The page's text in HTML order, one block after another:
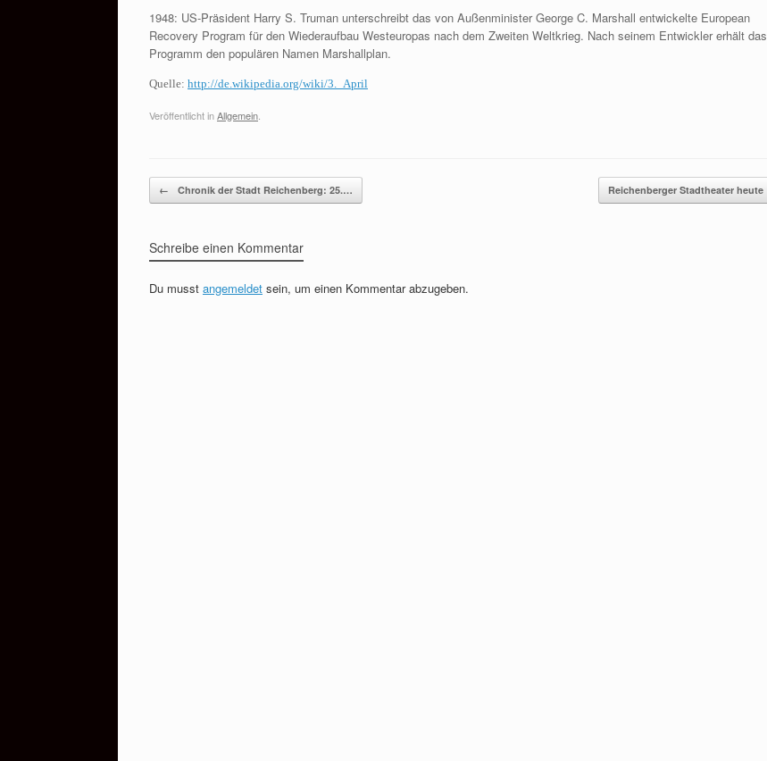
1948: US-Präsident Harry S. Truman unterschreibt das von Außenminister George C. Marshall entwickelte European
Recovery Program für den Wiederaufbau Westeuropas nach dem Zweiten Weltkrieg. Nach seinem Entwickler erhält das
Programm den populären Namen Marshallplan.
Quelle: http://de.wikipedia.org/wiki/3._April
Veröffentlicht inAllgemein
Beitragsnavigation
← Chronik der Stadt Reichenberg: 25.… Reichenberger Stadtheater heute
Schreibe einen Kommentar
Du musst angemeldet sein, um einen Kommentar abzugeben.